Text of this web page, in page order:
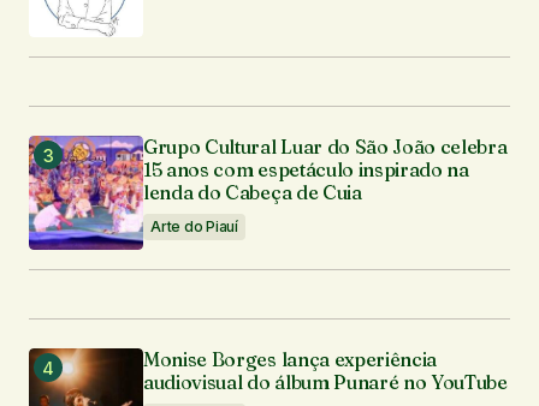
Grupo Cultural Luar do São João celebra
15 anos com espetáculo inspirado na
lenda do Cabeça de Cuia
Arte do Piauí
Monise Borges lança experiência
audiovisual do álbum Punaré no YouTube